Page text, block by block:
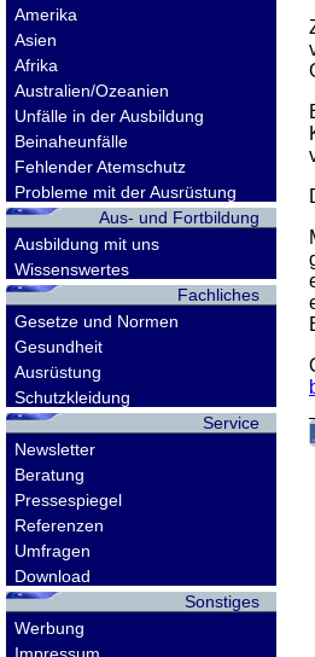
Amerika
Asien
Afrika
Australien/Ozeanien
Unfälle in der Ausbildung
Beinaheunfälle
Fehlender Atemschutz
Probleme mit der Ausrüstung
Aus- und Fortbildung
Ausbildung mit uns
Wissenswertes
Fachliches
Gesetze und Normen
Gesundheit
Ausrüstung
Schutzkleidung
Service
Newsletter
Beratung
Pressespiegel
Referenzen
Umfragen
Download
Sonstiges
Werbung